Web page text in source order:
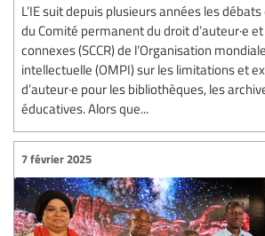
L’IE suit depuis plusieurs années les
du Comité permanent du droit d’auteur·e
connexes (SCCR) de l’Organisation
intellectuelle (OMPI) sur les limitations et
d’auteur·e pour les bibliothèques, les
éducatives. Alors que...
7 février 2025